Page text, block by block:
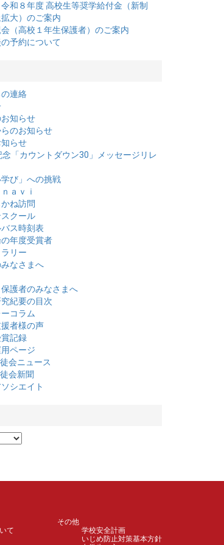
令和８年度 高校生等奨学給付金（新制
大）のご案内
（高校１年生保護者）のご案内
予約について
連絡
知らせ
のお知らせ
らせ
「カウントダウン30」メッセージリレ
学び」への挑戦
ａｖｉ
ね訪問
クール
ス時刻表
年度受賞者
リー
なさまへ
護者のみなさまへ
紀要の目次
コラム
者様の声
記録
ページ
会ニュース
会新聞
シエイト
て
その他
学校安全計画
いじめ防止対策基本方針